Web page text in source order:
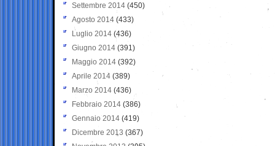
Settembre 2014 (450)
Agosto 2014 (433)
Luglio 2014 (436)
Giugno 2014 (391)
Maggio 2014 (392)
Aprile 2014 (389)
Marzo 2014 (436)
Febbraio 2014 (386)
Gennaio 2014 (419)
Dicembre 2013 (367)